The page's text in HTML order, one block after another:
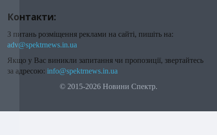
Контакти:
З питань розміщення реклами на сайті, пишіть на:
adv@spektrnews.in.ua
Якщо у Вас виникли запитання чи пропозиції, звертайтесь
за адресою: info@spektrnews.in.ua
© 2015-2026 Новини Спектр.